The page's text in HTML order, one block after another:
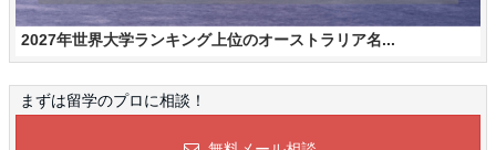
2027年世界大学ランキング上位のオーストラリア名...
まずは留学のプロに相談！